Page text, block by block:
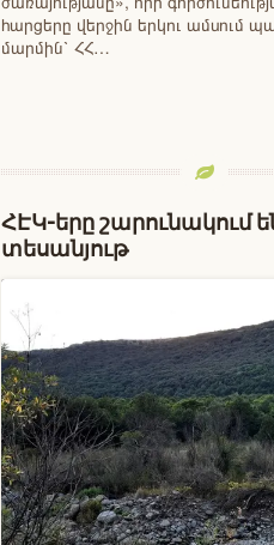
հարցերը վերջին երկու ամսում
մարմին՝ ՀՀ…
ՀԷԿ-երը շարունակում
տեսանյութ